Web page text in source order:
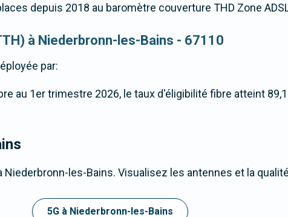
depuis 2018 au baromètre couverture THD Zone
à Niederbronn-les-Bains - 67110
par:
au 1er trimestre 2026, le taux d'éligibilité fibre atteint
Niederbronn-les-Bains. Visualisez les antennes et la
5G à Niederbronn-les-Bains